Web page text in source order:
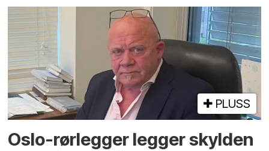
PLUSS
Oslo-rørlegger legger skylden